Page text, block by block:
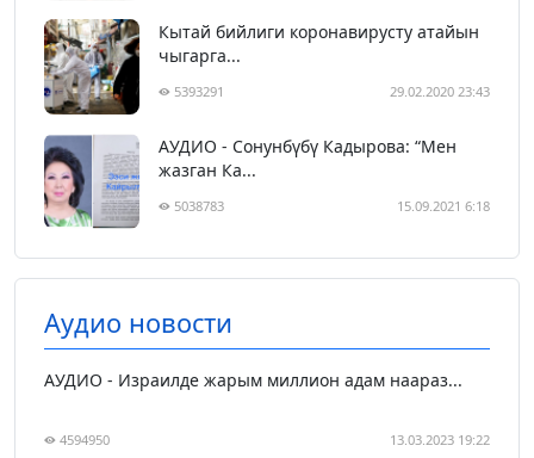
Кытай бийлиги коронавирусту атайын
чыгарга...
5393291 29.02.2020 23:43
АУДИО - Сонунбүбү Кадырова: “Мен
жазган Ка...
5038783 15.09.2021 6:18
Аудио новости
АУДИО - Израилде жарым миллион адам наараз...
4594950 13.03.2023 19:22